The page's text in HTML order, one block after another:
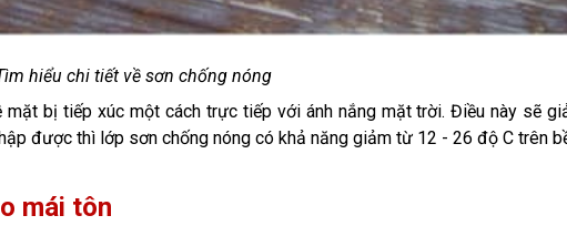
hiểu chi tiết về sơn chống nóng
bị tiếp xúc một cách trực tiếp với ánh nắng mặt trời. Điều này sẽ
được thì lớp sơn chống nóng có khả năng giảm từ 12 - 26 độ C trên
mái tôn